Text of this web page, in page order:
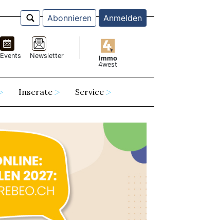
Abonnieren Anmelden
Events Newsletter
Immo
4west
Inserate Service